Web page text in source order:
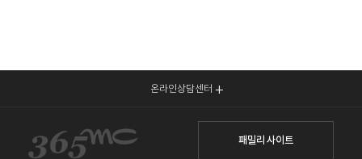
온라인상담센터
패밀리 사이트